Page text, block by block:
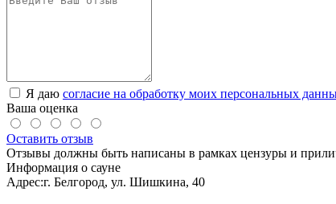
Я даю согласие на обработку моих персональных
Ваша оценка
Оставить отзыв
Отзывы должны быть написаны в рамках цензуры и
Информация о сауне
Адрес:г. Белгород, ул. Шишкина, 40